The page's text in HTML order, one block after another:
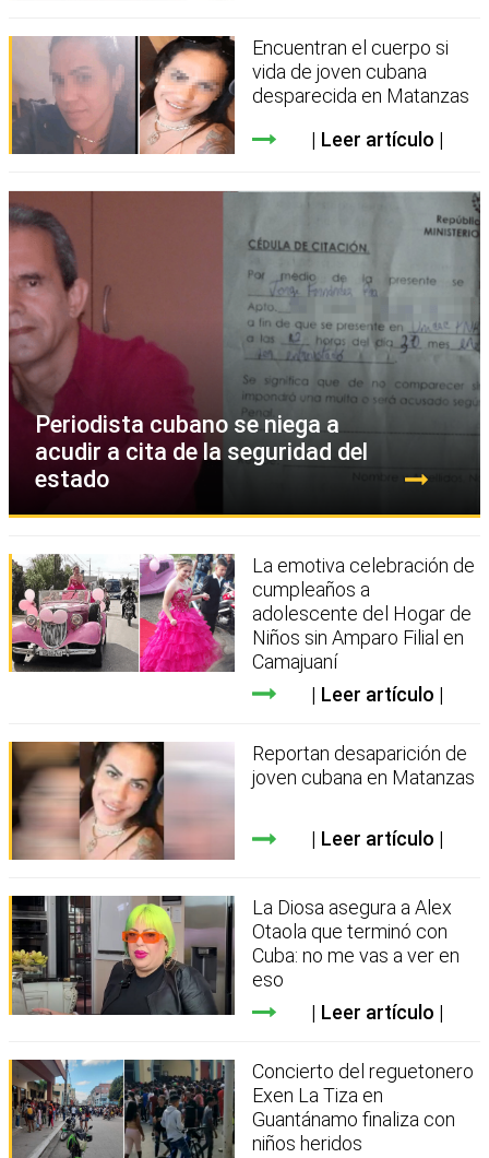
Encuentran el cuerpo si
vida de joven cubana
desparecida en Matanzas
Leer artículo
Periodista cubano se niega a
acudir a cita de la seguridad del
estado
La emotiva celebración de
cumpleaños a
adolescente del Hogar de
Niños sin Amparo Filial en
Camajuaní
Leer artículo
Reportan desaparición de
joven cubana en Matanzas
Leer artículo
La Diosa asegura a Alex
Otaola que terminó con
Cuba: no me vas a ver en
eso
Leer artículo
Concierto del reguetonero
Exen La Tiza en
Guantánamo finaliza con
niños heridos